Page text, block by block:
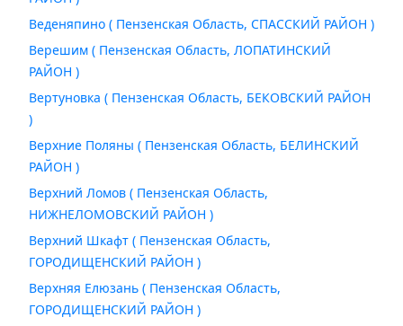
Веденяпино ( Пензенская Область, СПАССКИЙ РАЙОН )
Верешим ( Пензенская Область, ЛОПАТИНСКИЙ
РАЙОН )
Вертуновка ( Пензенская Область, БЕКОВСКИЙ РАЙОН
)
Верхние Поляны ( Пензенская Область, БЕЛИНСКИЙ
РАЙОН )
Верхний Ломов ( Пензенская Область,
НИЖНЕЛОМОВСКИЙ РАЙОН )
Верхний Шкафт ( Пензенская Область,
ГОРОДИЩЕНСКИЙ РАЙОН )
Верхняя Елюзань ( Пензенская Область,
ГОРОДИЩЕНСКИЙ РАЙОН )